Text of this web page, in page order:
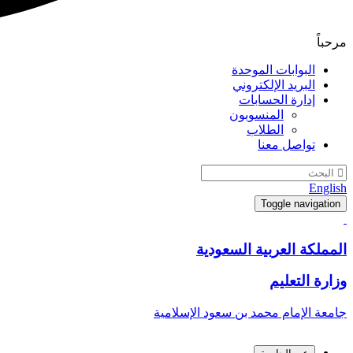
مرحباً
البوابات الموحدة
البريد الإلكتروني
إدارة الحسابات
المنسوبون
الطلاب
تواصل معنا
English
Toggle navigation
المملكة العربية السعودية
وزارة التعليم
جامعة الإمام محمد بن سعود الإسلامية